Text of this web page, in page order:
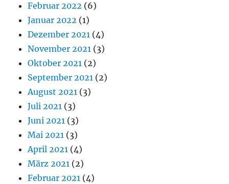
Februar 2022 (6)
Januar 2022 (1)
Dezember 2021 (4)
November 2021 (3)
Oktober 2021 (2)
September 2021 (2)
August 2021 (3)
Juli 2021 (3)
Juni 2021 (3)
Mai 2021 (3)
April 2021 (4)
März 2021 (2)
Februar 2021 (4)